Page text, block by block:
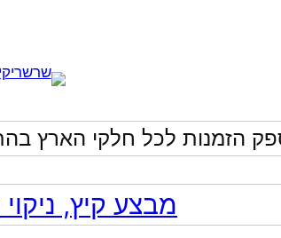
הזמנות לכל חלקי הארץ
מבצע קיץ,